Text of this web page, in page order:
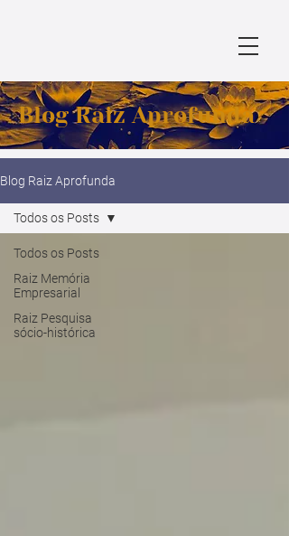
Blog Raiz Aprofunda
Blog Raiz Aprofunda
Todos os Posts
Raiz Memória
Empresarial
Raiz Pesquisa
sócio-histórica
Todos os Posts